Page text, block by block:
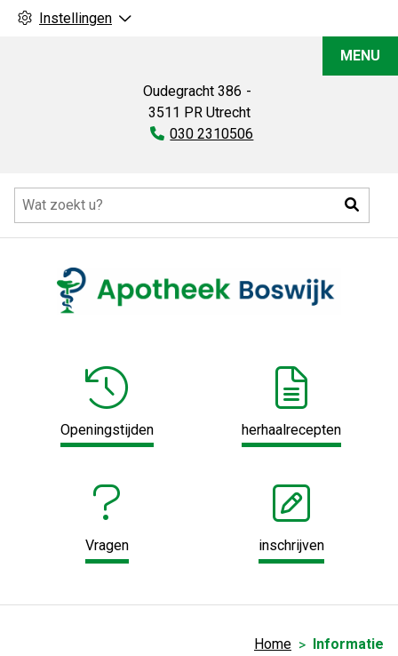
Instellingen
Oudegracht 386
3511 PR Utrecht
Tel:
030 2310506
MENU
Openingstijden herhaalrecepten
Vragen inschrijven
Home Informatie